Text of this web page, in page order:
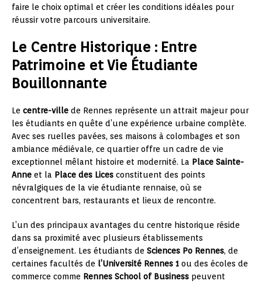
faire le choix optimal et créer les conditions idéales pour
réussir votre parcours universitaire.
Le Centre Historique : Entre
Patrimoine et Vie Étudiante
Bouillonnante
Le centre-ville de Rennes représente un attrait majeur pour
les étudiants en quête d’une expérience urbaine complète.
Avec ses ruelles pavées, ses maisons à colombages et son
ambiance médiévale, ce quartier offre un cadre de vie
exceptionnel mêlant histoire et modernité. La Place Sainte-
Anne et la Place des Lices constituent des points
névralgiques de la vie étudiante rennaise, où se
concentrent bars, restaurants et lieux de rencontre.
L’un des principaux avantages du centre historique réside
dans sa proximité avec plusieurs établissements
d’enseignement. Les étudiants de Sciences Po Rennes, de
certaines facultés de l’Université Rennes 1 ou des écoles de
commerce comme Rennes School of Business peuvent